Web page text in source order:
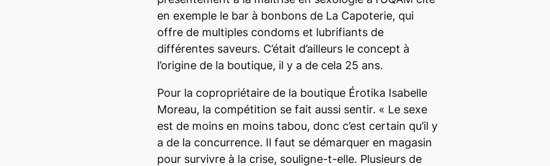
en exemple le bar à bonbons de La Capoterie, qui
offre de multiples condoms et lubrifiants de
différentes saveurs. C’était d’ailleurs le concept à
l’origine de la boutique, il y a de cela 25 ans.
Pour la copropriétaire de la boutique Érotika Isabelle
Moreau, la compétition se fait aussi sentir. « Le sexe
est de moins en moins tabou, donc c’est certain qu’il y
a de la concurrence. Il faut se démarquer en magasin
pour survivre à la crise, souligne-t-elle. Plusieurs de